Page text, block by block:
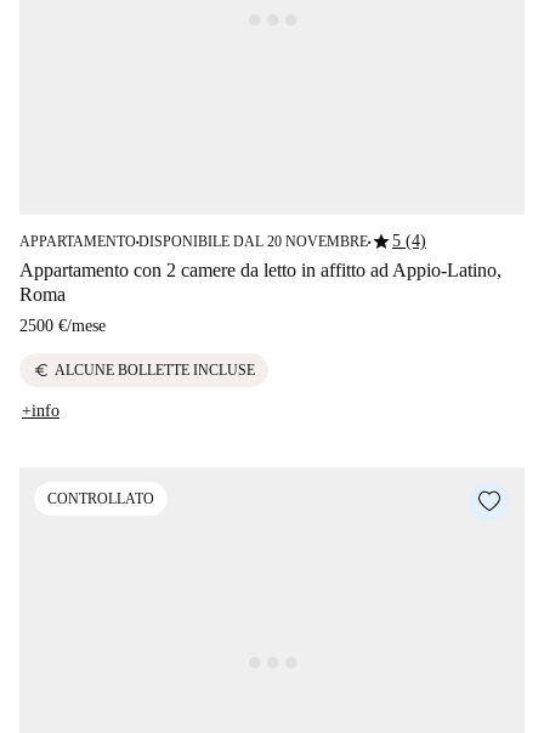
APPARTAMENTO■DISPONIBILE DAL 20 NOVEMBRE■star5 (4)
Appartamento con 2 camere da letto in affitto ad Appio-Latino,
Roma
2500 €/mese
euro ALCUNE BOLLETTE INCLUSE
+info
CONTROLLATO